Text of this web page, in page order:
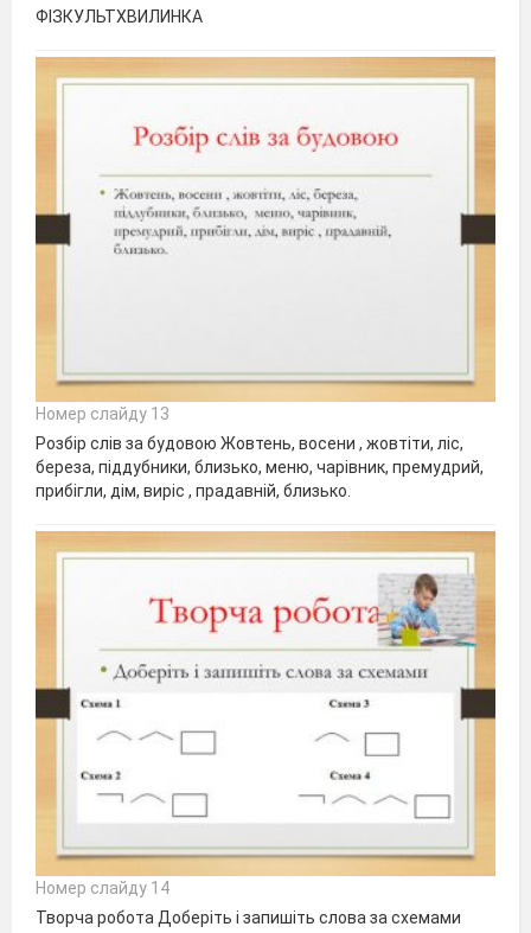
ФІЗКУЛЬТХВИЛИНКА
Номер слайду 13
Розбір слів за будовою Жовтень, восени , жовтіти, ліс,
береза, піддубники, близько, меню, чарівник, премудрий,
прибігли, дім, виріс , прадавній, близько.
Номер слайду 14
Творча робота Доберіть і запишіть слова за схемами